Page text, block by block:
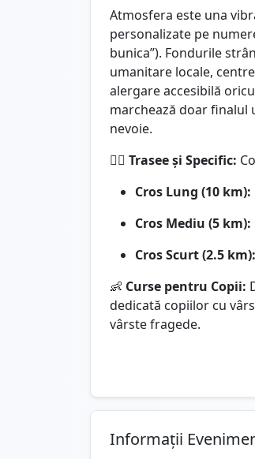
Atmosfera este una
personalizate pe
bunica”). Fondurile
umanitare locale,
alergare accesibilă
marchează doar finalul
nevoie.
🏃‍♂️ Trasee și Specific:
Cros Lung (10 km):
Cros Mediu (5 km):
Cros Scurt (2.5 km):
👶 Curse pentru Copii:
dedicată copiilor cu
vârste fragede.
Informații